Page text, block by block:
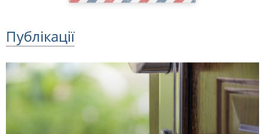
Публікації